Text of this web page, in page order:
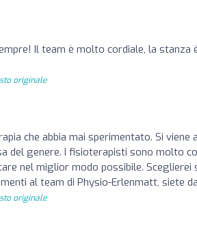
Il team è molto cordiale, la stanza
originale
che abbia mai sperimentato. Si viene
del genere. I fisioterapisti sono molto
nel miglior modo possibile.
al team di Physio-Erlenmatt, siete
originale